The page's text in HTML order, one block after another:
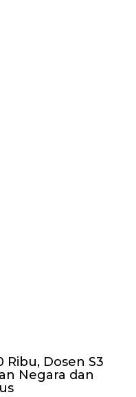
Ribu, Dosen S3
Negara dan